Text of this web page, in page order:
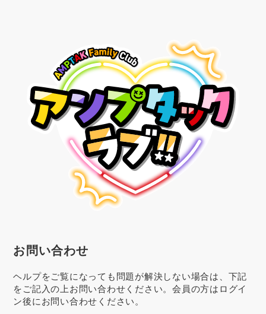
お問い合わせ
ヘルプをご覧になっても問題が解決しない場合は、下記
をご記入の上お問い合わせください。会員の方はログイ
ン後にお問い合わせください。